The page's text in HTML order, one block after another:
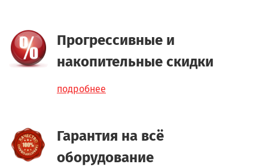
Прогрессивные и
накопительные скидки
подробнее
Гарантия на всё
оборудование